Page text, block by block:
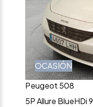
OCASIÓN
Peugeot 508
5P Allure BlueHDi